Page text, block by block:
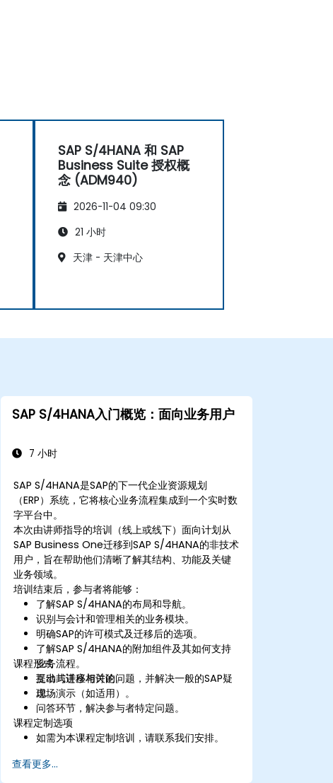
SAP S/4HANA 和 SAP
Business Suite 授权概
念 (ADM940)
2026-11-04 09:30
21 小时
天津 - 天津中心
SAP S/4HANA入门概览：面向业务用户
7 小时
SAP S/4HANA是SAP的下一代企业资源规划
（ERP）系统，它将核心业务流程集成到一个实时数
字平台中。
本次由讲师指导的培训（线上或线下）面向计划从
SAP Business One迁移到SAP S/4HANA的非技术
用户，旨在帮助他们清晰了解其结构、功能及关键
业务领域。
培训结束后，参与者将能够：
了解SAP S/4HANA的布局和导航。
识别与会计和管理相关的业务模块。
明确SAP的许可模式及迁移后的选项。
了解SAP S/4HANA的附加组件及其如何支持
业务流程。
提出与迁移相关的问题，并解决一般的SAP疑
虑。
课程形式
互动式讲座与讨论。
现场演示（如适用）。
问答环节，解决参与者特定问题。
课程定制选项
如需为本课程定制培训，请联系我们安排。
查看更多...